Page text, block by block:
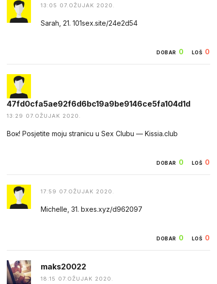
13:05 07.OŽUJAK 2020.
Sarah, 21. 101sex.site/24e2d54
DOBAR 0 LOŠ 0
47fd0cfa5ae92f6d6bc19a9be9146ce5fa104d1d
13:29 07.OŽUJAK 2020.
Boк! Роsjеtite moju stranicu u Sех Сlubu –– Kissia.club
DOBAR 0 LOŠ 0
17:59 07.OŽUJAK 2020.
Michelle, 31. bxes.xyz/d962097
DOBAR 0 LOŠ 0
maks20022
18:15 07.OŽUJAK 2020.